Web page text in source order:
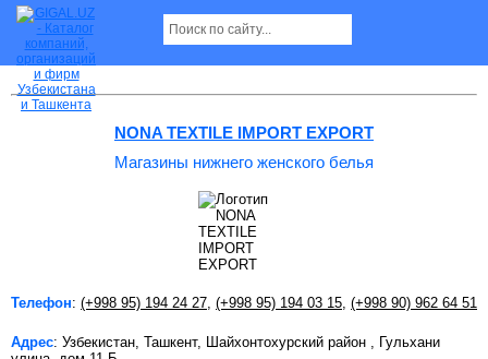
Магазины нижнего женского белья в
Ташкенте
NONA TEXTILE IMPORT EXPORT
Магазины нижнего женского белья
Телефон: (+998 95) 194 24 27 (+998 95) 194 03 15 (+998 90) 962 64 51
Адрес: Узбекистан, Ташкент, Шайхонтохурский район , Гульхани